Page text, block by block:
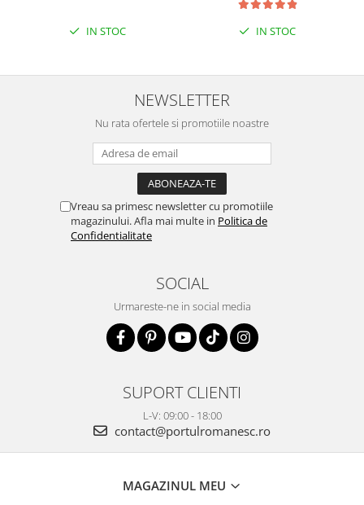
IN STOC IN STOC
NEWSLETTER
Nu rata ofertele si promotiile noastre
Vreau sa primesc newsletter cu promotiile
magazinului. Afla mai multe in Politica de
Confidentialitate
SOCIAL
Urmareste-ne in social media
SUPORT CLIENTI
L-V: 09:00 - 18:00
contact@portulromanesc.ro
MAGAZINUL MEU